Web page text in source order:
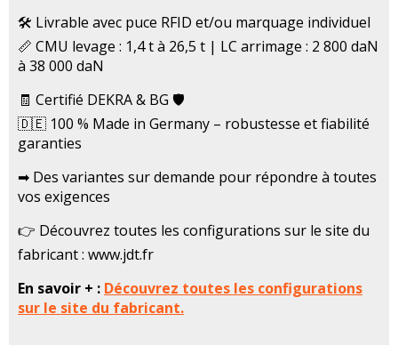
🛠️ Livrable avec puce RFID et/ou marquage individuel
📏 CMU levage : 1,4 t à 26,5 t | LC arrimage : 2 800 daN
à 38 000 daN
🧾 Certifié DEKRA & BG 🛡️
🇩🇪 100 % Made in Germany – robustesse et fiabilité
garanties
➡ Des variantes sur demande pour répondre à toutes
vos exigences
👉 Découvrez toutes les configurations sur le site du
fabricant : www.jdt.fr
En savoir + : Découvrez toutes les configurations
sur le site du fabricant.